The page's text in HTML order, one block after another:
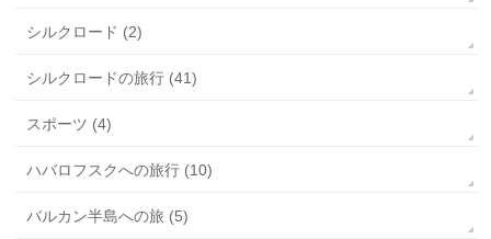
シルクロード (2)
シルクロードの旅行 (41)
スポーツ (4)
ハバロフスクへの旅行 (10)
バルカン半島への旅 (5)